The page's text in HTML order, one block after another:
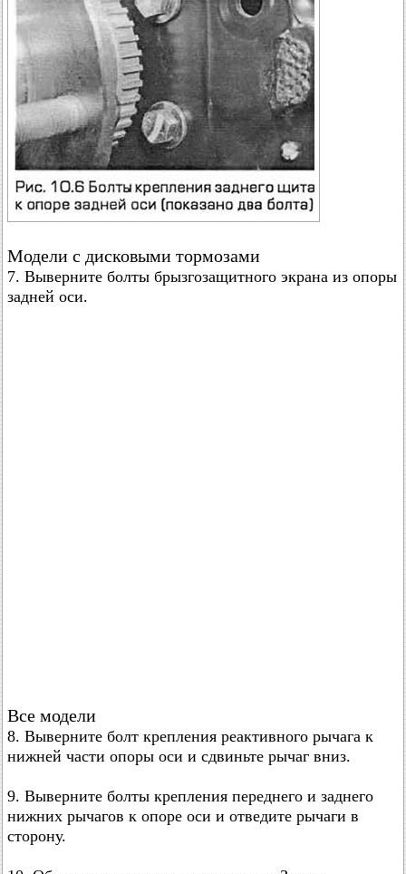
Модели с дисковыми тормозами
7. Выверните болты брызгозащитного экрана из опоры
задней оси.
Все модели
8. Выверните болт крепления реактивного рычага к
нижней части опоры оси и сдвиньте рычаг вниз.
9. Выверните болты крепления переднего и заднего
нижних рычагов к опоре оси и отведите рычаги в
сторону.